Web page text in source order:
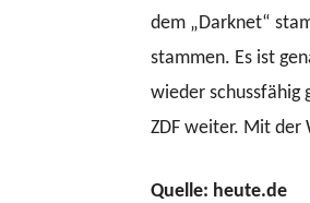
dem „Darknet“
stammen. Es ist
wieder schussfähig
ZDF weiter. Mit der
Quelle: heute.de